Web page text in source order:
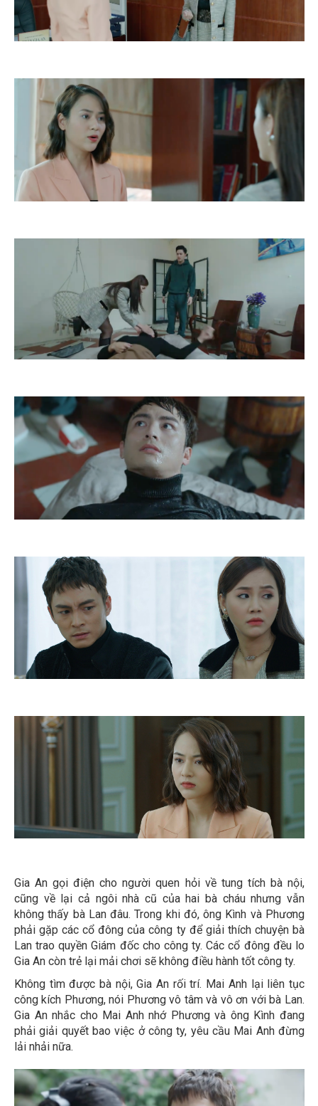
Gia An gọi điện cho người quen hỏi về tung tích bà nội,
cũng về lại cả ngôi nhà cũ của hai bà cháu nhưng vẫn
không thấy bà Lan đâu. Trong khi đó, ông Kình và Phương
phải gặp các cổ đông của công ty để giải thích chuyện bà
Lan trao quyền Giám đốc cho công ty. Các cổ đông đều lo
Gia An còn trẻ lại mải chơi sẽ không điều hành tốt công ty.
Không tìm được bà nội, Gia An rối trí. Mai Anh lại liên tục
công kích Phương, nói Phương vô tâm và vô ơn với bà Lan.
Gia An nhắc cho Mai Anh nhớ Phương và ông Kình đang
phải giải quyết bao việc ở công ty, yêu cầu Mai Anh đừng
lải nhải nữa.